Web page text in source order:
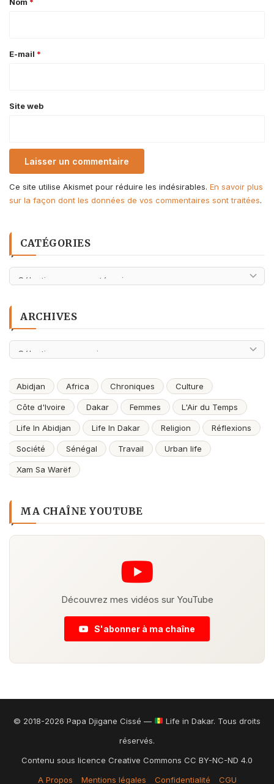
e
E-mail *
Site web
Ce site utilise Akismet pour réduire les indésirables. En savoir plus
sur la façon dont les données de vos commentaires sont traitées.
CATÉGORIES
Catégories
ARCHIVES
Archives
Abidjan Africa Chroniques Culture
Côte d'Ivoire Dakar Femmes L'Air du Temps
Life In Abidjan Life In Dakar Religion Réflexions
Société Sénégal Travail Urban life
Xam Sa Warëf
MA CHAÎNE YOUTUBE
Découvrez mes vidéos sur YouTube
S'abonner à ma chaîne
© 2018-2026 Papa Djigane Cissé —
Life in Dakar. Tous droits
réservés.
Contenu sous licence Creative Commons CC BY-NC-ND 4.0
A Propos
Mentions légales Confidentialité CGU